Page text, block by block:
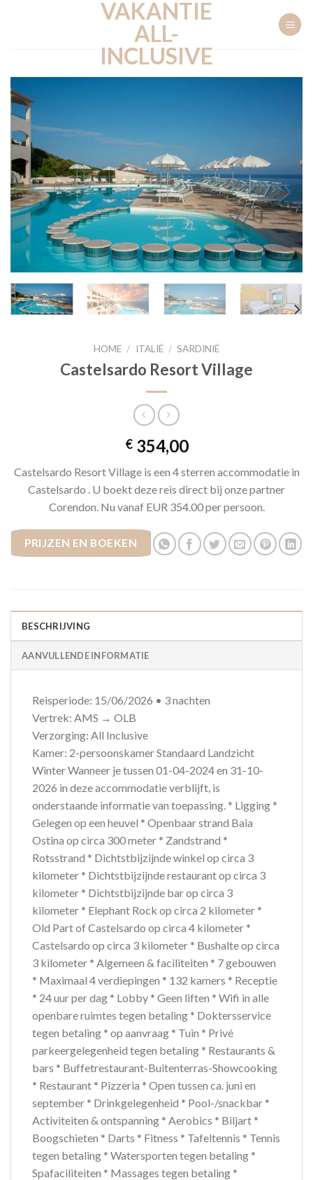
VAKANTIE
ALL-
INCLUSIVE
HOME / ITALIË / SARDINIË
Castelsardo Resort Village
€354,00
Castelsardo Resort Village is een 4 sterren accommodatie in
Castelsardo . U boekt deze reis direct bij onze partner
Corendon. Nu vanaf EUR 354.00 per persoon.
PRIJZEN EN BOEKEN
BESCHRIJVING
AANVULLENDE INFORMATIE
Reisperiode: 15/06/2026 • 3 nachten
Vertrek: AMS → OLB
Verzorging: All Inclusive
Kamer: 2-persoonskamer Standaard Landzicht
Winter Wanneer je tussen 01-04-2024 en 31-10-
2026 in deze accommodatie verblijft, is
onderstaande informatie van toepassing. * Ligging *
Gelegen op een heuvel * Openbaar strand Baia
Ostina op circa 300 meter * Zandstrand *
Rotsstrand * Dichtstbijzijnde winkel op circa 3
kilometer * Dichtstbijzijnde restaurant op circa 3
kilometer * Dichtstbijzijnde bar op circa 3
kilometer * Elephant Rock op circa 2 kilometer *
Old Part of Castelsardo op circa 4 kilometer *
Castelsardo op circa 3 kilometer * Bushalte op circa
3 kilometer * Algemeen & faciliteiten * 7 gebouwen
* Maximaal 4 verdiepingen * 132 kamers * Receptie
* 24 uur per dag * Lobby * Geen liften * Wifi in alle
openbare ruimtes tegen betaling * Doktersservice
tegen betaling * op aanvraag * Tuin * Privé
parkeergelegenheid tegen betaling * Restaurants &
bars * Buffetrestaurant-Buitenterras-Showcooking
* Restaurant * Pizzeria * Open tussen ca. juni en
september * Drinkgelegenheid * Pool-/snackbar *
Activiteiten & ontspanning * Aerobics * Biljart *
Boogschieten * Darts * Fitness * Tafeltennis * Tennis
tegen betaling * Watersporten tegen betaling *
Spafaciliteiten * Massages tegen betaling *